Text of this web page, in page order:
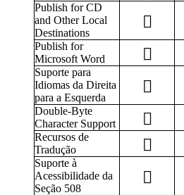
Publish for CD
and Other Local
Destinations
Publish for
Microsoft Word
Suporte para
Idiomas da Direita
para a Esquerda
Double-Byte
Character Support
Recursos de
Tradução
Suporte à
Acessibilidade da
Seção 508